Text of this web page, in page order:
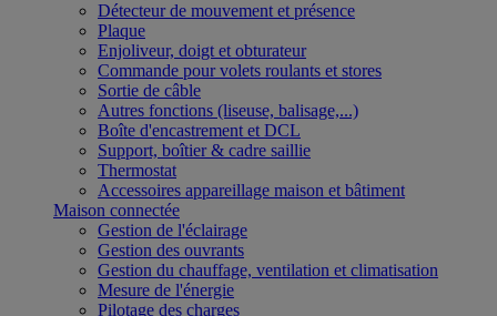
Détecteur de mouvement et présence
Plaque
Enjoliveur, doigt et obturateur
Commande pour volets roulants et stores
Sortie de câble
Autres fonctions (liseuse, balisage,...)
Boîte d'encastrement et DCL
Support, boîtier & cadre saillie
Thermostat
Accessoires appareillage maison et bâtiment
Maison connectée
Gestion de l'éclairage
Gestion des ouvrants
Gestion du chauffage, ventilation et climatisation
Mesure de l'énergie
Pilotage des charges